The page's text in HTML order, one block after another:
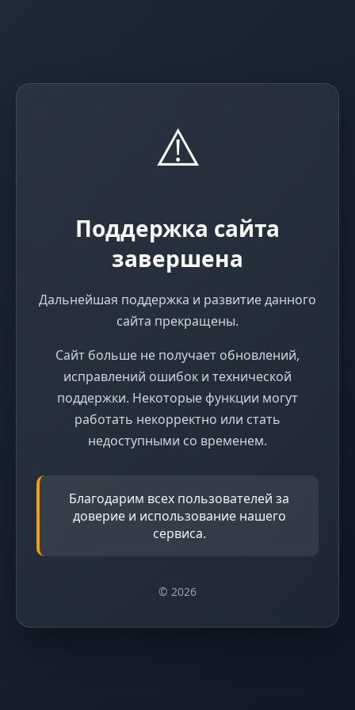
⚠️
Поддержка сайта
завершена
Дальнейшая поддержка и развитие данного
сайта прекращены.
Сайт больше не получает обновлений,
исправлений ошибок и технической
поддержки. Некоторые функции могут
работать некорректно или стать
недоступными со временем.
Благодарим всех пользователей за
доверие и использование нашего
сервиса.
© 2026